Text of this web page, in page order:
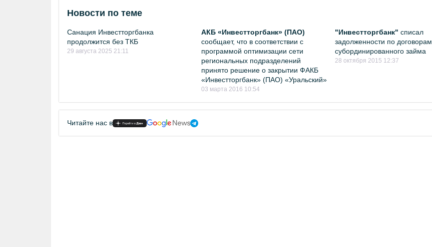
Новости по теме
Санация Инвестторгбанка
продолжится без ТКБ
29 августа 2025 21:11
АКБ «Инвестторгбанк» (ПАО)
сообщает, что в соответствии с
программой оптимизации сети
региональных подразделений
принято решение о закрытии ФАКБ
«Инвестторгбанк» (ПАО) «Уральский»
03 марта 2016 10:54
"Инвестторгбанк" списал
задолженности по договорам
субординированного займа
28 октября 2015 12:37
Читайте нас в